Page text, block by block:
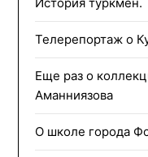
Телерепортаж о
Еще раз о
Аманниязова
О школе города